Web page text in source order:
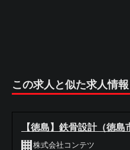
この求人と似た求人情報
【徳島】鉄骨設計（徳島
株式会社コンテツ